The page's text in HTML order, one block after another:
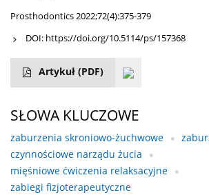
Prosthodontics 2022;72(4):375-379
DOI: https://doi.org/10.5114/ps/157368
Artykuł (PDF)
SŁOWA KLUCZOWE
zaburzenia skroniowo-żuchwowe
czynnościowe narządu żucia
mięśniowe ćwiczenia relaksacyjne
zabiegi fizjoterapeutyczne